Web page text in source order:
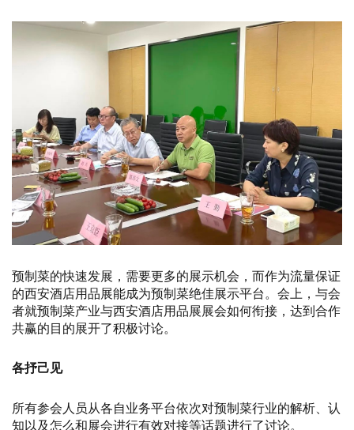
预制菜的快速发展，需要更多的展示机会，而作为流量保证
的西安酒店用品展能成为预制菜绝佳展示平台。会上，与会
者就预制菜产业与西安酒店用品展展会如何衔接，达到合作
共赢的目的展开了积极讨论。
各抒己见
所有参会人员从各自业务平台依次对预制菜行业的解析、认
知以及怎么和展会进行有效对接等话题进行了讨论。